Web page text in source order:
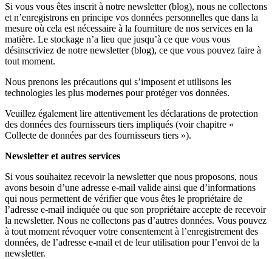
Si vous vous êtes inscrit à notre newsletter (blog), nous ne collectons
et n’enregistrons en principe vos données personnelles que dans la
mesure où cela est nécessaire à la fourniture de nos services en la
matière. Le stockage n’a lieu que jusqu’à ce que vous vous
désinscriviez de notre newsletter (blog), ce que vous pouvez faire à
tout moment.
Nous prenons les précautions qui s’imposent et utilisons les
technologies les plus modernes pour protéger vos données.
Veuillez également lire attentivement les déclarations de protection
des données des fournisseurs tiers impliqués (voir chapitre «
Collecte de données par des fournisseurs tiers »).
Newsletter et autres services
Si vous souhaitez recevoir la newsletter que nous proposons, nous
avons besoin d’une adresse e-mail valide ainsi que d’informations
qui nous permettent de vérifier que vous êtes le propriétaire de
l’adresse e-mail indiquée ou que son propriétaire accepte de recevoir
la newsletter. Nous ne collectons pas d’autres données. Vous pouvez
à tout moment révoquer votre consentement à l’enregistrement des
données, de l’adresse e-mail et de leur utilisation pour l’envoi de la
newsletter.